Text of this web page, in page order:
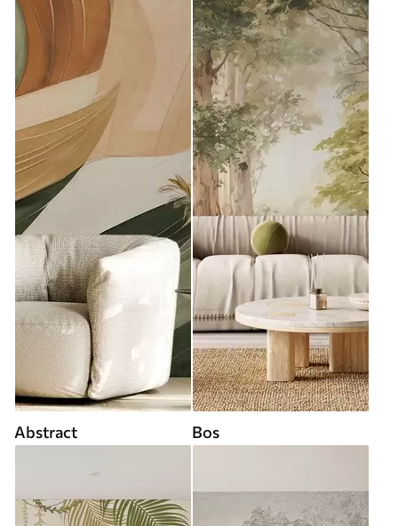
Abstract Bos